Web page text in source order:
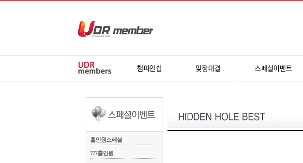
홀인원스페셜
777홀인원